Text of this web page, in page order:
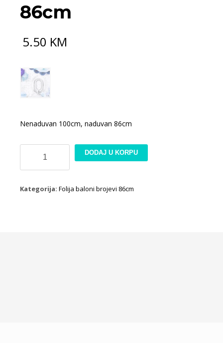
86cm
5.50 KM
Nenaduvan 100cm, naduvan 86cm
0
86cm
DODAJ U KORPU
Kategorija: Folija baloni brojevi 86cm